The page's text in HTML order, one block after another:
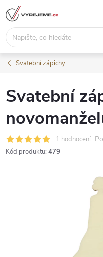
Přejít
na
obsah
Svatební zápichy
Svatební
1 hodnocení
Kód produktu: 479